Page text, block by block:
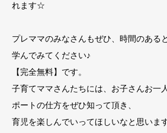
れます☆
プレママのみなさんもぜひ、時間のある
学んでみてください♪
【完全無料】です。
子育てママさんたちには、お子さんお一
ポートの仕方をぜひ知って頂き、
育児を楽しんでいってほしいなと思いま